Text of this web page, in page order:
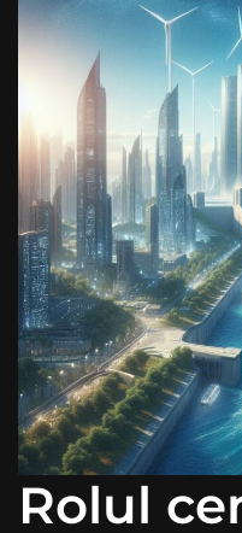
Rolul